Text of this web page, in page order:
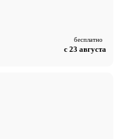
бесплатно
с 23 августа